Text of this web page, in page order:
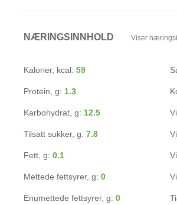
NÆRINGSINNHOLD Viser
Kalorier, kcal: 59
Protein, g: 1.3
Karbohydrat, g: 12.5
Tilsatt sukker, g: 7.8
Fett, g: 0.1
Mettede fettsyrer, g: 0
Enumettede fettsyrer, g: 0